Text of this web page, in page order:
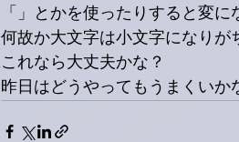
「」とかを使ったりすると変に
何故か大文字は小文字になりが
これなら大丈夫かな？
昨日はどうやってもうまくいか